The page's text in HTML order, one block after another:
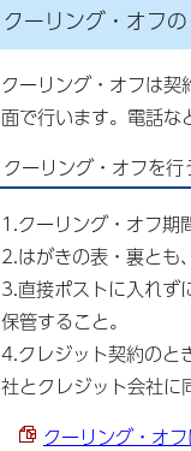
クーリング・オフ
クーリング・オフは
面で行います。電話な
クーリング・オフを
1.クーリング・オフ期
2.はがきの表・裏とも
3.直接ポストに入れず
保管すること。
4.クレジット契約のと
社とクレジット会社に
クーリング・オ